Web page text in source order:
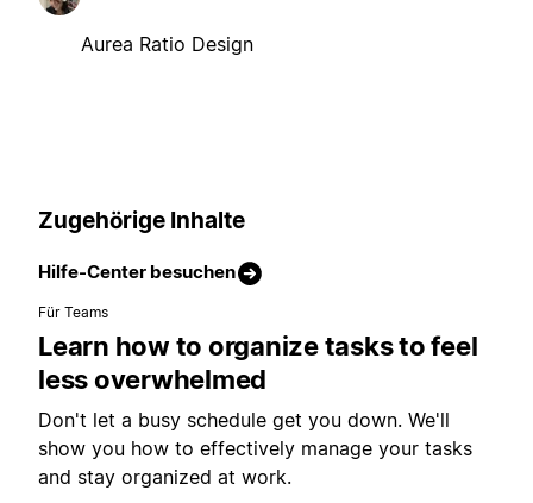
Aurea Ratio Design
Zugehörige Inhalte
Hilfe-Center besuchen
Für Teams
Learn how to organize tasks to feel
less overwhelmed
Don't let a busy schedule get you down. We'll
show you how to effectively manage your tasks
and stay organized at work.